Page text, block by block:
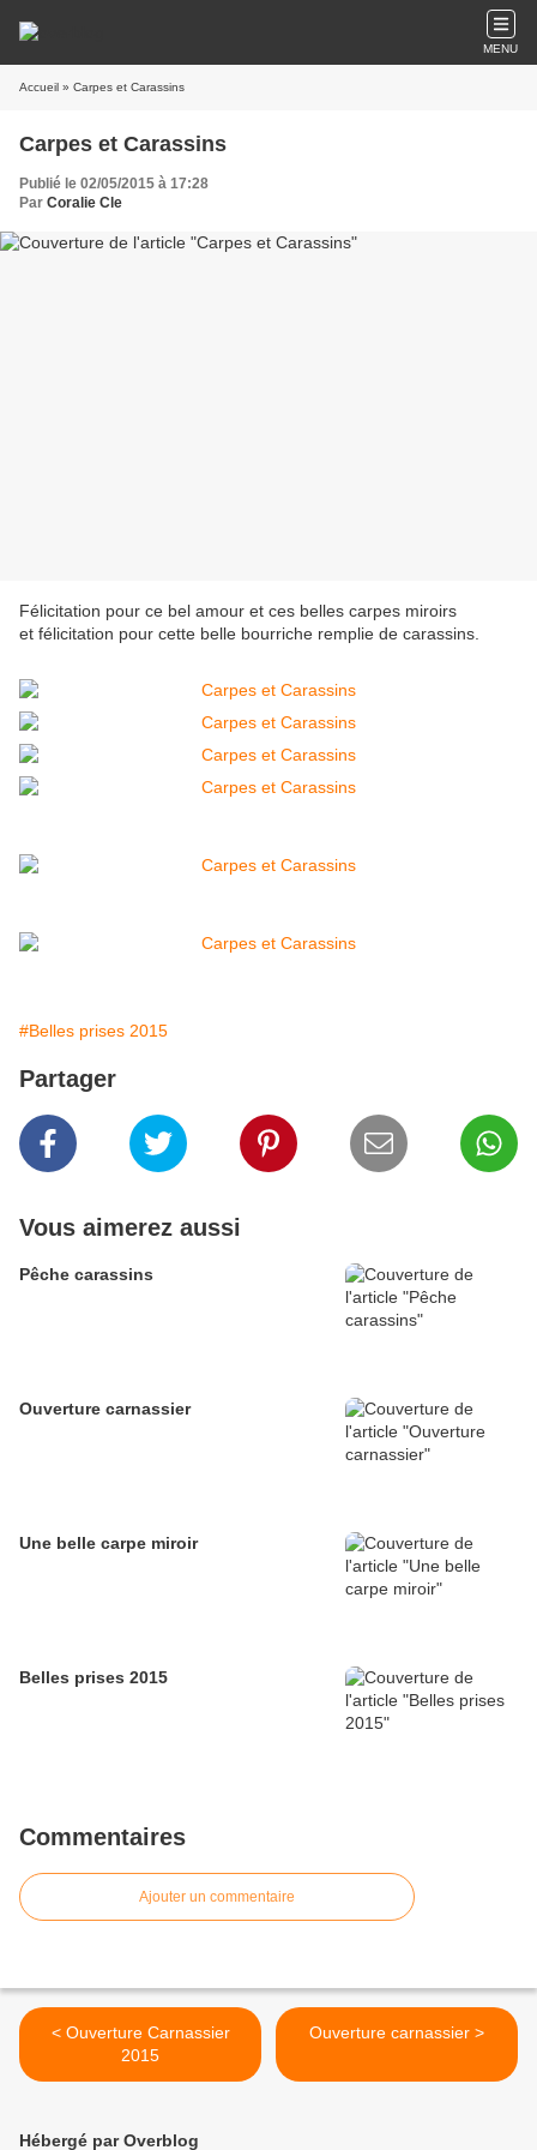
MENU
Accueil » Carpes et Carassins
Carpes et Carassins
Publié le 02/05/2015 à 17:28
Par Coralie Cle
Félicitation pour ce bel amour et ces belles carpes miroirs
et félicitation pour cette belle bourriche remplie de carassins.
#Belles prises 2015
Partager
Vous aimerez aussi
Pêche carassins
Ouverture carnassier
Une belle carpe miroir
Belles prises 2015
Commentaires
Ajouter un commentaire
< Ouverture Carnassier
2015
Ouverture carnassier >
Hébergé par Overblog